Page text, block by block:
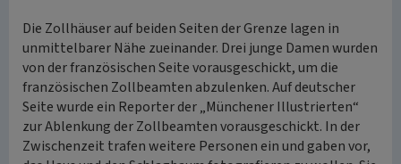
Die Zollhäuser auf beiden Seiten der Grenze lagen in
unmittelbarer Nähe zueinander. Drei junge Damen wurden
von der französischen Seite vorausgeschickt, um die
französischen Zollbeamten abzulenken. Auf deutscher
Seite wurde ein Reporter der „Münchener Illustrierten“
zur Ablenkung der Zollbeamten vorausgeschickt. In der
Zwischenzeit trafen weitere Personen ein und gaben vor,